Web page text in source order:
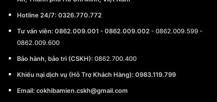
Hotline 24/7: 0326.770.772
Tư vấn viên: 0862.009.001 - 0862.009.002 - 0862.009.599 -
0862.009.600
Bảo hành, bảo trì (CSKH): 0862.700.400
Khiếu nại dịch vụ (Hỗ Trợ Khách Hàng): 0983.119.799
Email: cokhibamien.cskh@gmail.com